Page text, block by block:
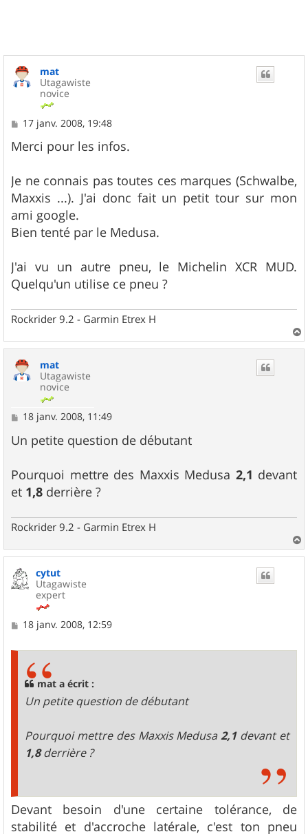
mat
Utagawiste
novice
M
s
s
g
e
17 janv. 2008, 19:48
Merci pour les infos.
Je ne connais pas toutes ces marques (Schwalbe,
Maxxis ...). J'ai donc fait un petit tour sur mon
ami google.
Bien tenté par le Medusa.
J'ai vu un autre pneu, le Michelin XCR MUD.
Quelqu'un utilise ce pneu ?
Rockrider 9.2 - Garmin Etrex H
a
mat
Utagawiste
novice
M
s
s
g
e
18 janv. 2008, 11:49
Un petite question de débutant
Pourquoi mettre des Maxxis Medusa 2,1 devant
et 1,8 derrière ?
Rockrider 9.2 - Garmin Etrex H
a
cytut
Utagawiste
expert
M18 janv. 2008, 12:59
mat a écrit :
Un petite question de débutant
Pourquoi mettre des Maxxis Medusa2,1devant et
1,8derrière ?
Devant besoin d'une certaine tolérance, de
stabilité et d'accroche latérale, c'est ton pneu